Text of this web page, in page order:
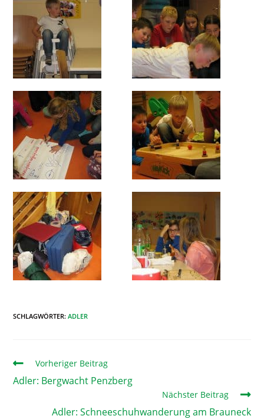
SCHLAGWÖRTER:ADLER
Vorheriger Beitrag
Adler: Bergwacht Penzberg
Nächster Beitrag
Adler: Schneeschuhwanderung am Brauneck